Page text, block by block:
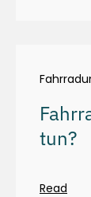
tun?
Read